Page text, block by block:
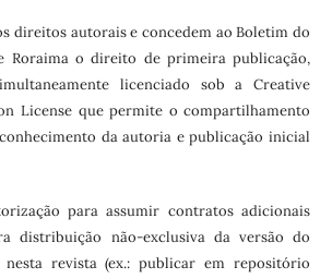
direitos autorais e concedem ao Boletim do
Roraima o direito de primeira publicação,
licenciado sob a Creative
License que permite o compartilhamento
da autoria e publicação inicial
para assumir contratos adicionais
distribuição não-exclusiva da versão do
revista (ex.: publicar em repositório